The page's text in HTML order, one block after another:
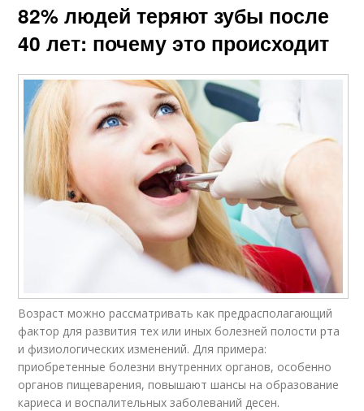
82% людей теряют зубы после
40 лет: почему это происходит
Возраст можно рассматривать как предрасполагающий
фактор для развития тех или иных болезней полости рта
и физиологических изменений. Для примера:
приобретенные болезни внутренних органов, особенно
органов пищеварения, повышают шансы на образование
кариеса и воспалительных заболеваний десен.